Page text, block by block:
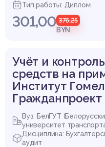
Тип работы: Диплом
301,00 376,25
BYN
Учёт и
средств на
Институт
Гражданпроект
Вуз: БелГУТ
университет
Дисциплина:
аудит